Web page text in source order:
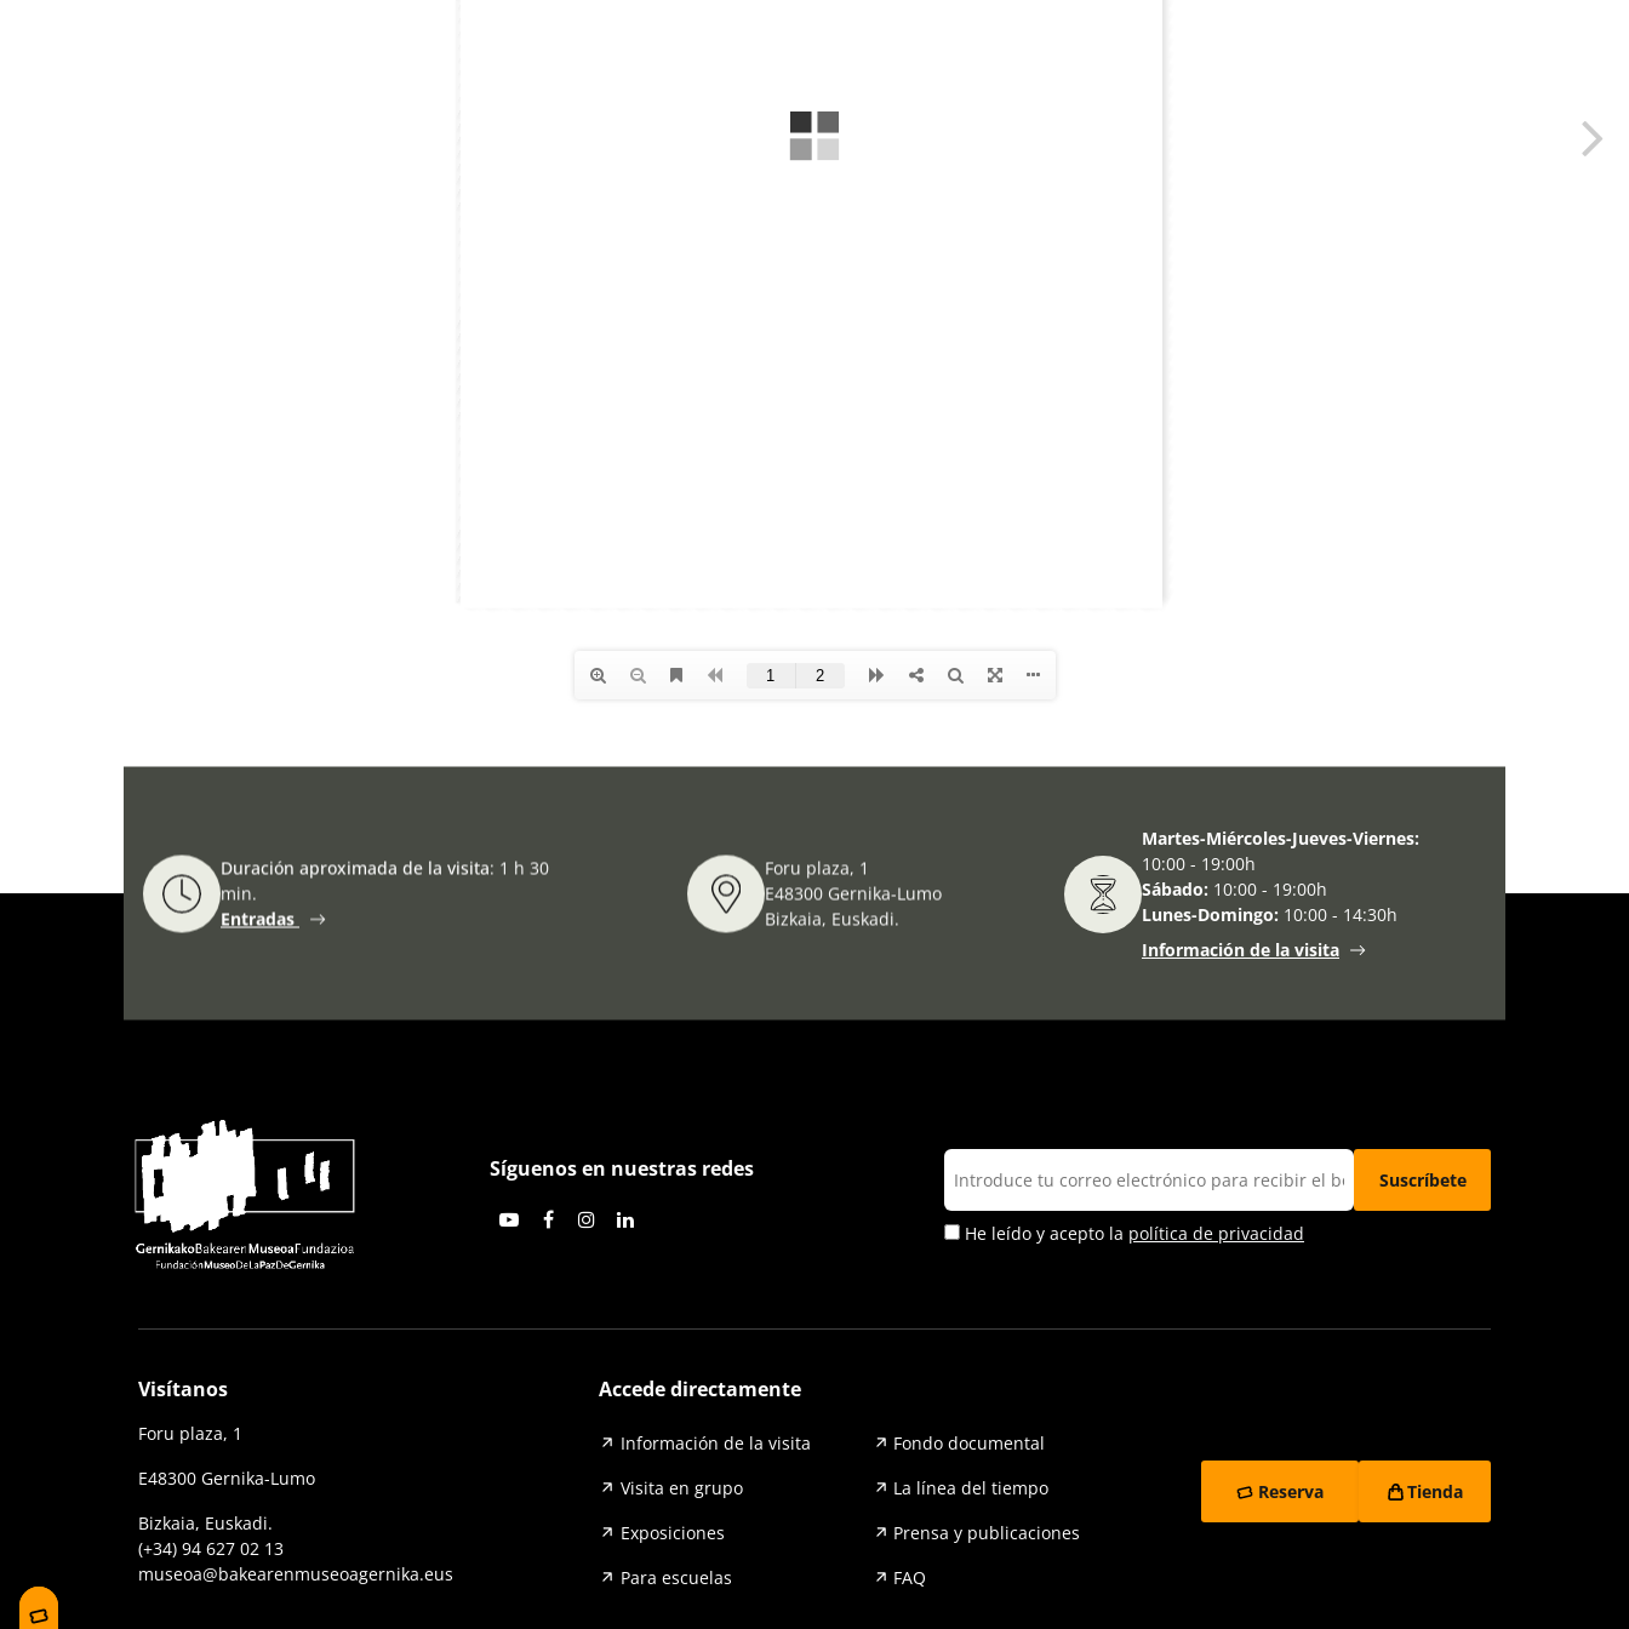
Duración aproximada de la visita: 1 h 30
min.
Entradas
Foru plaza, 1
E48300 Gernika-Lumo
Bizkaia, Euskadi.
Martes-Miércoles-Jueves-Viernes:
10:00 - 19:00h
Sábado: 10:00 - 19:00h
Lunes-Domingo: 10:00 - 14:30h
Información de la visita
Síguenos en nuestras redes
He leído y acepto la política de privacidad
Visítanos
Foru plaza, 1
E48300 Gernika-Lumo
Bizkaia, Euskadi.
(+34) 94 627 02 13
museoa@bakearenmuseoagernika.eus
Accede directamente
Información de la visita
Fondo documental
Visita en grupo
La línea del tiempo
Exposiciones
Prensa y publicaciones
Para escuelas
FAQ
Reserva Tienda